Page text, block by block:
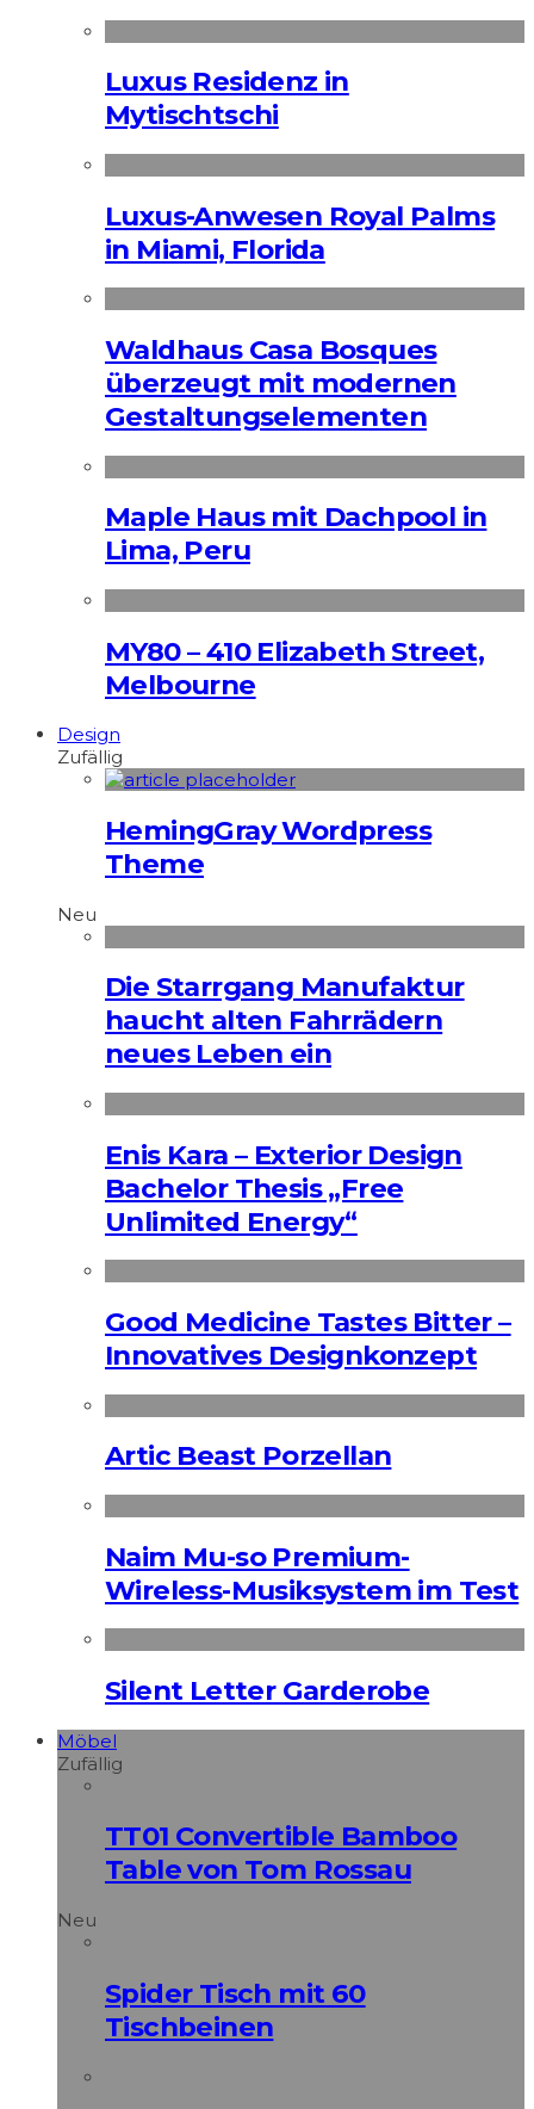
Luxus Residenz in
Mytischtschi
Luxus-Anwesen Royal Palms
in Miami, Florida
Waldhaus Casa Bosques
überzeugt mit modernen
Gestaltungselementen
Maple Haus mit Dachpool in
Lima, Peru
MY80 – 410 Elizabeth Street,
Melbourne
Design
Zufällig
HemingGray Wordpress
Theme
Neu
Die Starrgang Manufaktur
haucht alten Fahrrädern
neues Leben ein
Enis Kara – Exterior Design
Bachelor Thesis „Free
Unlimited Energy“
Good Medicine Tastes Bitter –
Innovatives Designkonzept
Artic Beast Porzellan
Naim Mu-so Premium-
Wireless-Musiksystem im Test
Silent Letter Garderobe
Möbel
Zufällig
TT01 Convertible Bamboo
Table von Tom Rossau
Neu
Spider Tisch mit 60
Tischbeinen